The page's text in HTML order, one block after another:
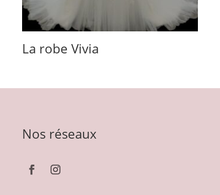
La robe Vivia
Nos réseaux